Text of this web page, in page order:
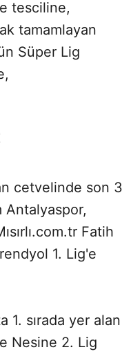
tesciline,
tamamlayan
Süper Lig
cetvelinde son 3
Antalyaspor,
Fatih
1. Lig'e
1. sırada yer alan
Nesine 2. Lig